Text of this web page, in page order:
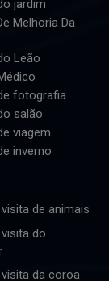
jardim
Melhoria Da
Leão
fotografia
salão
viagem
inverno
de animais
do
da coroa